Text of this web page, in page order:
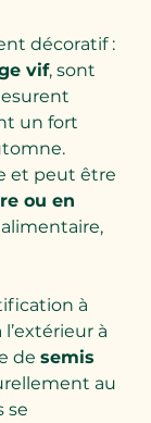
décoratif :
vif, sont
un fort
et peut être
ou en
à
à
desemis
au
se